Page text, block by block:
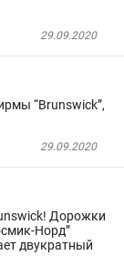
29.09.2020
“Brunswick”,
29.09.2020
Дорожки
Норд”
двукратный